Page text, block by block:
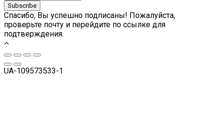
Subscribe
Спасибо, Вы успешно подписаны! Пожалуйста,
проверьте почту и перейдите по ссылке для
подтверждения.
UA-109573533-1